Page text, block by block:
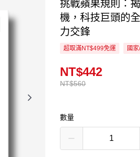
挑戰蘋果規則：
機，科技巨頭的
力交鋒
超取滿NT$499免運 國
NT$560
NT$442
數量